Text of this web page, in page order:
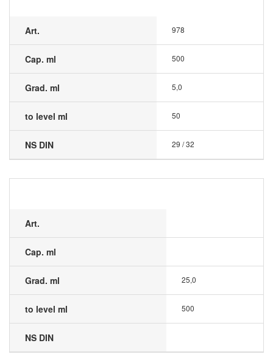
Art. 978
Cap. ml 500
Grad. ml 5,0
to level ml 50
NS DIN 29 / 32
Art.
Cap. ml
Grad. ml 25,0
to level ml 500
NS DIN